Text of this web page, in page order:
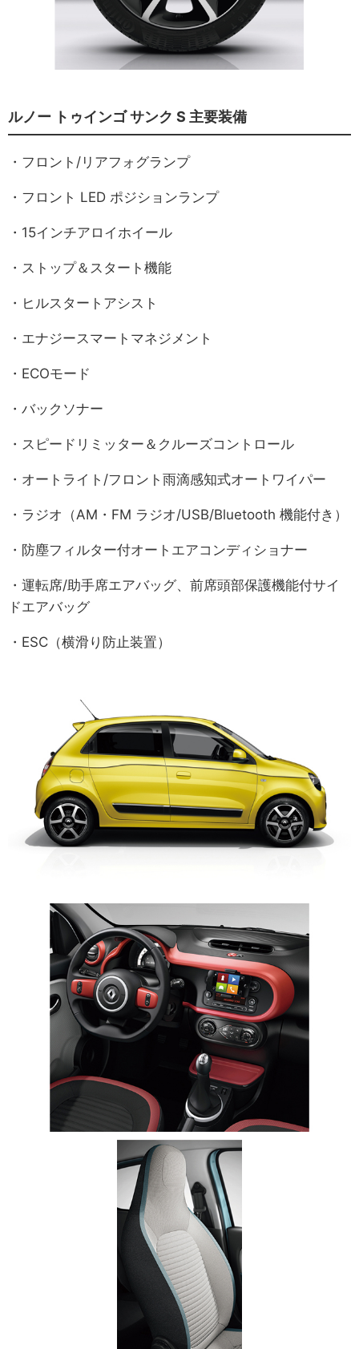
ルノー トゥインゴ サンク S 主要装備
・フロント/リアフォグランプ
・フロント LED ポジションランプ
・15インチアロイホイール
・ストップ＆スタート機能
・ヒルスタートアシスト
・エナジースマートマネジメント
・ECOモード
・バックソナー
・スピードリミッター＆クルーズコントロール
・オートライト/フロント雨滴感知式オートワイパー
・ラジオ（AM・FM ラジオ/USB/Bluetooth 機能付き）
・防塵フィルター付オートエアコンディショナー
・運転席/助手席エアバッグ、前席頭部保護機能付サイ
ドエアバッグ
・ESC（横滑り防止装置）